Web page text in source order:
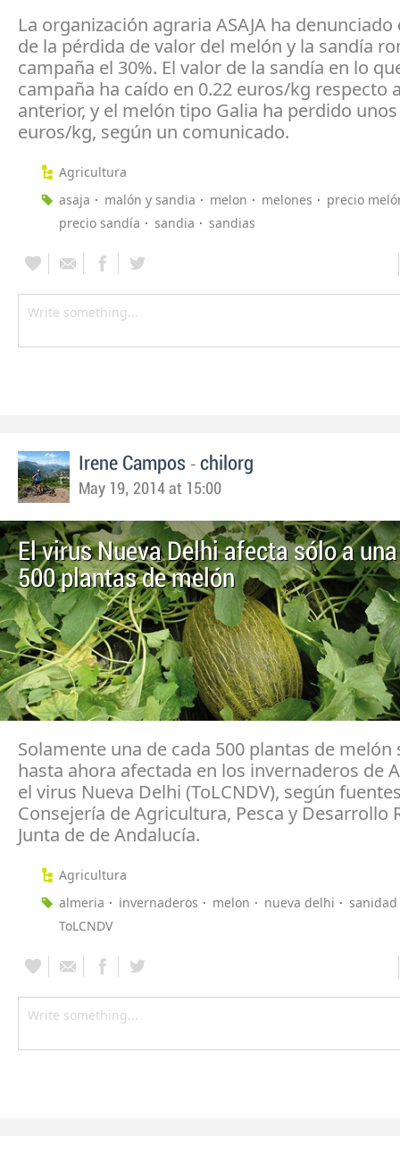
La organización agraria ASAJA ha
de la pérdida de valor del melón y la sandía
campaña el 30%. El valor de la sandía en lo
campaña ha caído en 0.22 euros/kg respecto
anterior, y el melón tipo Galia ha perdido unos
euros/kg, según un comunicado.
Agricultura
asaja
malón y sandia melon melones
precio
precio sandía
sandia sandias
Irene Campos - chilorg
May 19, 2014 at 15:00
El virus Nueva Delhi afecta sólo a
500 plantas de melón
Solamente una de cada 500 plantas de melón
hasta ahora afectada en los invernaderos de
el virus Nueva Delhi (ToLCNDV), según
Consejería de Agricultura, Pesca y Desarrollo
Junta de de Andalucía.
Agricultura
almeria
invernaderos melon nueva delhi
ToLCNDV